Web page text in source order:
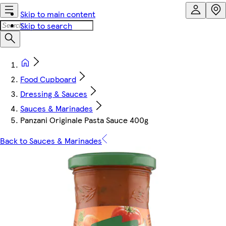
Skip to main content
Skip to search
Food Cupboard
Dressing & Sauces
Sauces & Marinades
Panzani Originale Pasta Sauce 400g
Back to Sauces & Marinades